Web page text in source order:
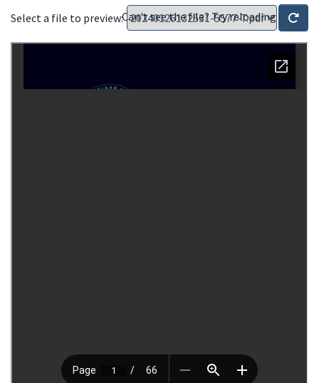
Select a file to preview:Can't see the file? Try reloading